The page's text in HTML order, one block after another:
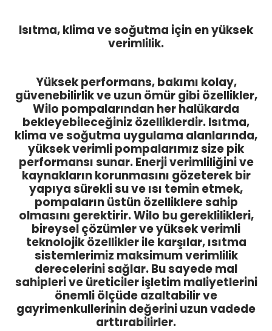
Isıtma, klima ve soğutma için en yüksek
verimlilik.
Yüksek performans, bakımı kolay,
güvenebilirlik ve uzun ömür gibi özellikler,
Wilo pompalarından her halükarda
bekleyebileceğiniz özelliklerdir. Isıtma,
klima ve soğutma uygulama alanlarında,
yüksek verimli pompalarımız size pik
performansı sunar. Enerji verimliliğini ve
kaynakların korunmasını gözeterek bir
yapıya sürekli su ve ısı temin etmek,
pompaların üstün özelliklere sahip
olmasını gerektirir. Wilo bu gereklilikleri,
bireysel çözümler ve yüksek verimli
teknolojik özellikler ile karşılar, ısıtma
sistemlerimiz maksimum verimlilik
derecelerini sağlar. Bu sayede mal
sahipleri ve üreticiler işletim maliyetlerini
önemli ölçüde azaltabilir ve
gayrimenkullerinin değerini uzun vadede
arttırabilirler.